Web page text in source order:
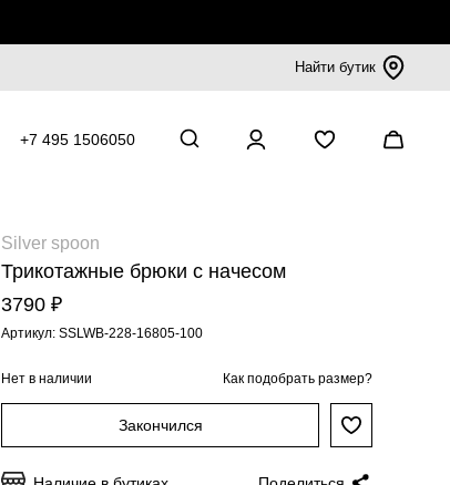
Найти бутик
+7 495 1506050
Silver spoon
Трикотажные брюки с начесом
3790 ₽
Артикул: SSLWB-228-16805-100
Нет в наличии Как подобрать размер?
Закончился